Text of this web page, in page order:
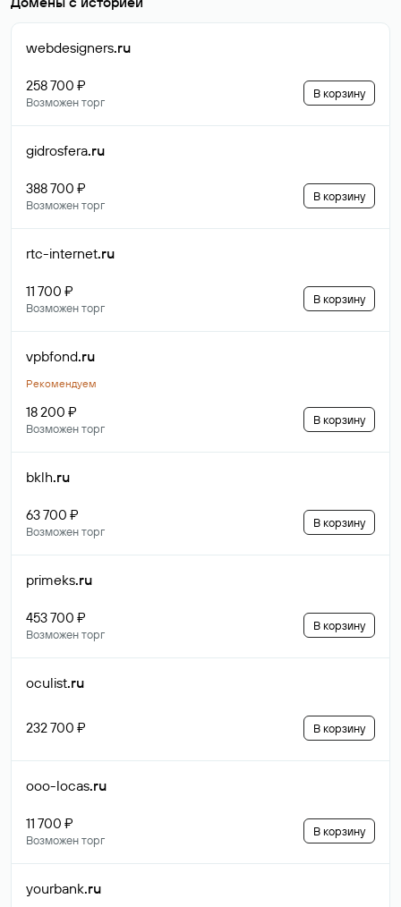
webdesigners.ru
258 700 ₽
Возможен торг
В корзину
gidrosfera.ru
388 700 ₽
Возможен торг
В корзину
rtc-internet.ru
11 700 ₽
Возможен торг
В корзину
vpbfond.ru
Рекомендуем
18 200 ₽
Возможен торг
В корзину
bklh.ru
63 700 ₽
Возможен торг
В корзину
primeks.ru
453 700 ₽
Возможен торг
В корзину
oculist.ru
232 700 ₽ В корзину
ooo-locas.ru
11 700 ₽
Возможен торг
В корзину
yourbank.ru